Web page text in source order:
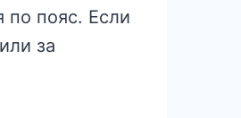
по пояс. Если
за